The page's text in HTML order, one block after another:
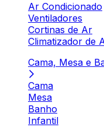
Ar Condicionado
Ventiladores
Cortinas de Ar
Climatizador de
Cama, Mesa e
Cama
Mesa
Banho
Infantil